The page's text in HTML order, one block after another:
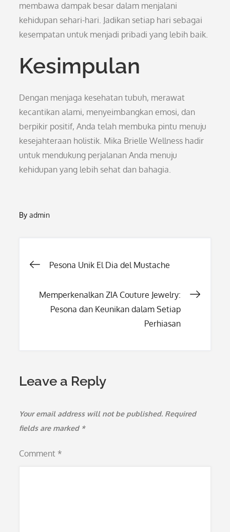
membawa dampak besar dalam menjalani
kehidupan sehari-hari. Jadikan setiap hari sebagai
kesempatan untuk menjadi pribadi yang lebih baik.
Kesimpulan
Dengan menjaga kesehatan tubuh, merawat
kecantikan alami, menyeimbangkan emosi, dan
berpikir positif, Anda telah membuka pintu menuju
kesejahteraan holistik. Mika Brielle Wellness hadir
untuk mendukung perjalanan Anda menuju
kehidupan yang lebih sehat dan bahagia.
Byadmin
Post
navigation
Pesona Unik El Dia del Mustache
Memperkenalkan ZIA Couture Jewelry:
Pesona dan Keunikan dalam Setiap
Perhiasan
Leave a Reply
Your email address will not be published. Required
fields are marked *
Comment *